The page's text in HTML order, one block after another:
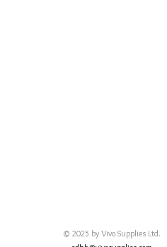
© 2025 by Vivo Supplies Ltd.